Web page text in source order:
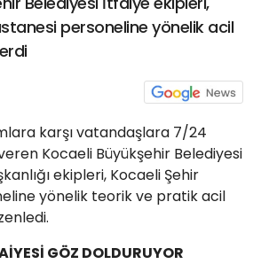
personeline yönelik acil
karşı vatandaşlara 7/24
Kocaeli Büyükşehir Belediyesi
ekipleri, Kocaeli Şehir
yönelik teorik ve pratik acil
GÖZ DOLDURUYOR
21 Gölcük
02624132333